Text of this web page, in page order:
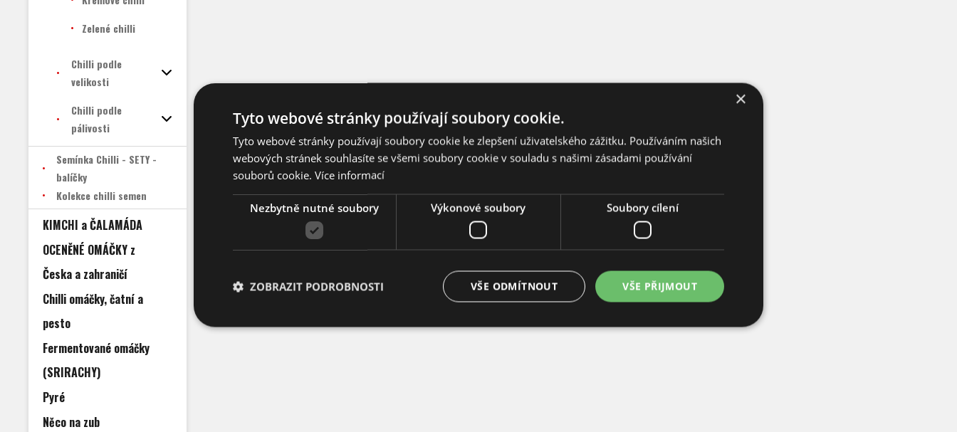
Zelené chilli
Chilli podle
velikosti
Chilli podle
pálivosti
Semínka Chilli - SETY -
balíčky
Kolekce chilli semen
KIMCHI a ČALAMÁDA
OCENĚNÉ OMÁČKY z
Česka a zahraničí
Chilli omáčky, čatní a
pesto
Fermentované omáčky
(SRIRACHY)
Pyré
Něco na zub
×
Tyto webové stránky používají soubory cookie.
Tyto webové stránky používají soubory cookie ke zlepšení uživatelského zážitku. Používáním našich
webových stránek souhlasíte se všemi soubory cookie v souladu s našimi zásadami používání
souborů cookie. Více informací
Nezbytně nutné soubory Výkonové soubory Soubory cílení
VŠE PŘIJMOUT
VŠE ODMÍTNOUT
ZOBRAZIT PODROBNOSTI